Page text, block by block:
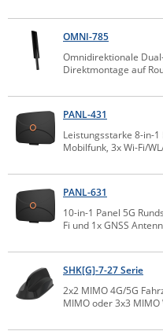
KVM
Audio/Video
USV, Energieverteilung
USV / UPS
Energiemessung
Industrielle
Energieverteilung
IP, WLAN & GSM Sensorik
IoT - Internet of Things
IPC, Industrielle
Industrielle
Industrielle Computer
Wi-Fi - WLAN - Wireless
IT Netzwerktechnik /
Sonstige
Bachmann
Black Box
Comet System
CompleTech
Contemporary Controls
Digi
Elsys
Enginko - mcf88
Fokus Technologies
Bell-Up-to-Date Magazine
Aktueller Newsletter
News
OMNI-785
Omnidirektionale
Direktmontage auf
PANL-431
Leistungsstarke 8-in-
Mobilfunk, 3x Wi-Fi/
PANL-631
10-in-1 Panel 5G
Fi und 1x GNSS
SHK[G]-7-27 Serie
2x2 MIMO 4G/5G
MIMO oder 3x3 MIMO